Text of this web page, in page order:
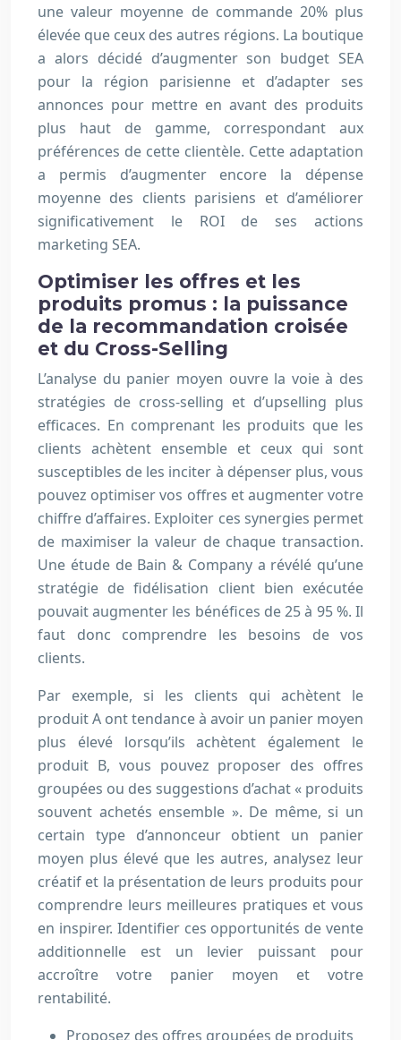
une valeur moyenne de commande 20% plus
élevée que ceux des autres régions. La boutique
a alors décidé d’augmenter son budget SEA
pour la région parisienne et d’adapter ses
annonces pour mettre en avant des produits
plus haut de gamme, correspondant aux
préférences de cette clientèle. Cette adaptation
a permis d’augmenter encore la dépense
moyenne des clients parisiens et d’améliorer
significativement le ROI de ses actions
marketing SEA.
Optimiser les offres et les
produits promus : la puissance
de la recommandation croisée
et du Cross-Selling
L’analyse du panier moyen ouvre la voie à des
stratégies de cross-selling et d’upselling plus
efficaces. En comprenant les produits que les
clients achètent ensemble et ceux qui sont
susceptibles de les inciter à dépenser plus, vous
pouvez optimiser vos offres et augmenter votre
chiffre d’affaires. Exploiter ces synergies permet
de maximiser la valeur de chaque transaction.
Une étude de Bain & Company a révélé qu’une
stratégie de fidélisation client bien exécutée
pouvait augmenter les bénéfices de 25 à 95 %. Il
faut donc comprendre les besoins de vos
clients.
Par exemple, si les clients qui achètent le
produit A ont tendance à avoir un panier moyen
plus élevé lorsqu’ils achètent également le
produit B, vous pouvez proposer des offres
groupées ou des suggestions d’achat « produits
souvent achetés ensemble ». De même, si un
certain type d’annonceur obtient un panier
moyen plus élevé que les autres, analysez leur
créatif et la présentation de leurs produits pour
comprendre leurs meilleures pratiques et vous
en inspirer. Identifier ces opportunités de vente
additionnelle est un levier puissant pour
accroître votre panier moyen et votre
rentabilité.
Proposez des offres groupées de produits